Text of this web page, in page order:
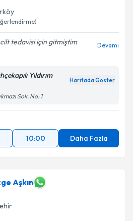
tedavisi için gitmiştim
Devamı
Yıldırım
Haritada Göster
Sok. No: 1
10:00 Daha Fazla
Aşkın